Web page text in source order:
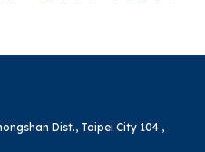
Dist., Taipei City 104 ,